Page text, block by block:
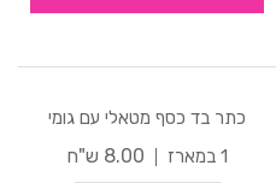
כתר בד כסף מטאלי עם גומי
1 במארז
8.00 ש"ח